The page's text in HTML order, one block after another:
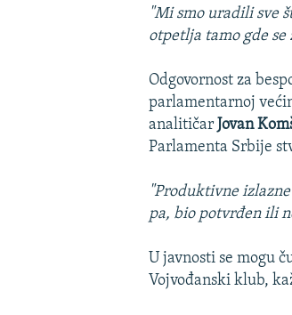
"Mi smo uradili sve
otpetlja tamo gde se
Odgovornost za
parlamentarnoj
analitičar Jovan
Parlamenta Srbije
"Produktivne
pa, bio potvrđen ili
U javnosti se mogu
Vojvođanski klub,